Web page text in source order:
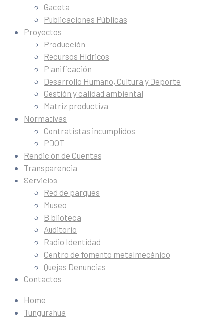
Gaceta
Publicaciones Públicas
Proyectos
Producción
Recursos Hídricos
Planificación
Desarrollo Humano, Cultura y Deporte
Gestión y calidad ambiental
Matriz productiva
Normativas
Contratistas incumplidos
PDOT
Rendición de Cuentas
Transparencia
Servicios
Red de parques
Museo
Biblioteca
Auditorio
Radio Identidad
Centro de fomento metalmecánico
Quejas Denuncias
Contactos
Home
Tungurahua